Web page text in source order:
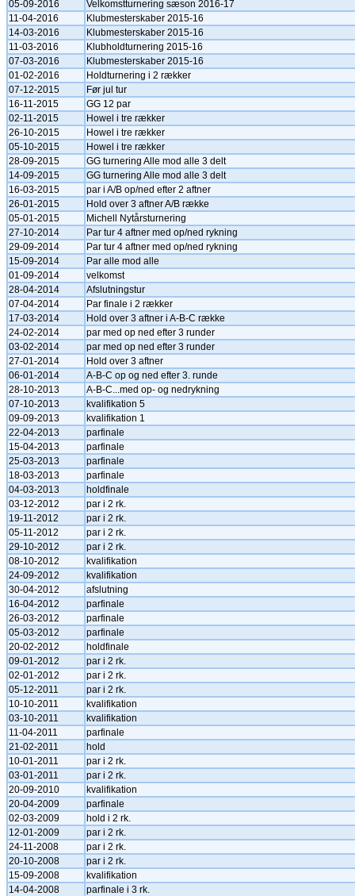
05-09-2016
Velkomstturnering sæson 2016-17
11-04-2016
Klubmesterskaber 2015-16
14-03-2016
Klubmesterskaber 2015-16
11-03-2016
Klubholdturnering 2015-16
07-03-2016
Klubmesterskaber 2015-16
01-02-2016
Holdturnering i 2 rækker
07-12-2015
Før jul tur
16-11-2015
GG 12 par
02-11-2015
Howel i tre rækker
26-10-2015
Howel i tre rækker
05-10-2015
Howel i tre rækker
28-09-2015
GG turnering Alle mod alle 3 delt
14-09-2015
GG turnering Alle mod alle 3 delt
16-03-2015
par i A/B op/ned efter 2 aftner
26-01-2015
Hold over 3 aftner A/B række
05-01-2015
Michell Nytårsturnering
27-10-2014
Par tur 4 aftner med op/ned rykning
29-09-2014
Par tur 4 aftner med op/ned rykning
15-09-2014
Par alle mod alle
01-09-2014
velkomst
28-04-2014
Afslutningstur
07-04-2014
Par finale i 2 rækker
17-03-2014
Hold over 3 aftner i A-B-C række
24-02-2014
par med op ned efter 3 runder
03-02-2014
par med op ned efter 3 runder
27-01-2014
Hold over 3 aftner
06-01-2014
A-B-C op og ned efter 3. runde
28-10-2013
A-B-C...med op- og nedrykning
07-10-2013
kvalifikation 5
09-09-2013
kvalifikation 1
22-04-2013
parfinale
15-04-2013
parfinale
25-03-2013
parfinale
18-03-2013
parfinale
04-03-2013
holdfinale
03-12-2012
par i 2 rk.
19-11-2012
par i 2 rk.
05-11-2012
par i 2 rk.
29-10-2012
par i 2 rk.
08-10-2012
kvalifikation
24-09-2012
kvalifikation
30-04-2012
afslutning
16-04-2012
parfinale
26-03-2012
parfinale
05-03-2012
parfinale
20-02-2012
holdfinale
09-01-2012
par i 2 rk.
02-01-2012
par i 2 rk.
05-12-2011
par i 2 rk.
10-10-2011
kvalifikation
03-10-2011
kvalifikation
11-04-2011
parfinale
21-02-2011
hold
10-01-2011
par i 2 rk.
03-01-2011
par i 2 rk.
20-09-2010
kvalifikation
20-04-2009
parfinale
02-03-2009
hold i 2 rk.
12-01-2009
par i 2 rk.
24-11-2008
par i 2 rk.
20-10-2008
par i 2 rk.
15-09-2008
kvalifikation
14-04-2008
parfinale i 3 rk.